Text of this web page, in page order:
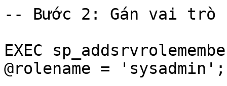
-- Bước 2: Gán vai trò
EXEC
@rolename = 'sysadmin';